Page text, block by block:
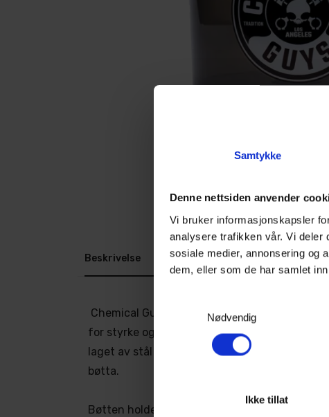
Samtykke
Denne nettsiden anvender
Vi bruker informasjonskapsler
analysere trafikken vår. Vi deler
sosiale medier, annonsering og
dem, eller som de har samlet
Nødvendig
Ikke tillat
Beskrivelse Dokumenter
Chemical Guys Heavy Duty Bucket er
for styrke og høy motstand mot kjemikalier.
laget av stål som verken bøyer seg eller
bøtta.
Bøtten holder haugevis av skumsåpe, og kan